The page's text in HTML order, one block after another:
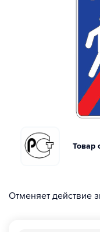
Товар
Отменяет действие